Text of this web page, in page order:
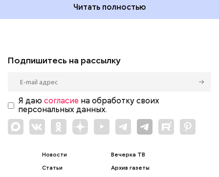
Читать полностью
Подпишитесь на рассылку
Я даю согласие на обработку своих
персональных данных.
Новости
Статьи
Вечерка ТВ
Архив газеты